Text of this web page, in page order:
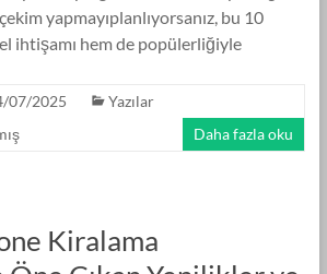
yapmayıplanlıyorsanız, bu 10
ihtişamı hem de popülerliğiyle
07/2025
Yazılar
Daha fazla oku
Kiralama